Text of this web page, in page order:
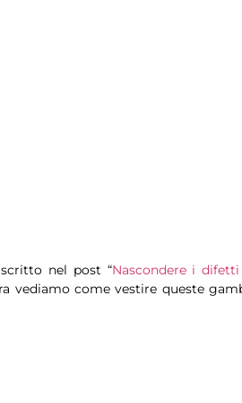
nel post “Nascondere i
vediamo come vestire queste